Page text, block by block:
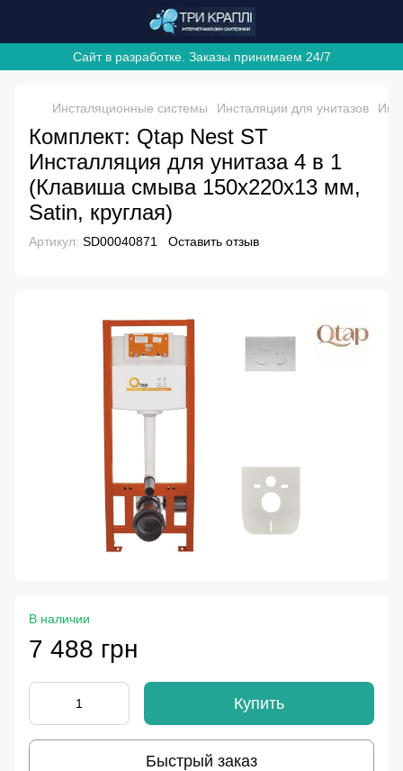
Сайт в разработке. Заказы принимаем 24/7
Инсталяционные системы Инсталяции для унитазов
Комплект: Qtap Nest ST
Инсталляция для унитаза 4 в 1
(Клавиша смыва 150x220x13 мм,
Satin, круглая)
Артикул: SD00040871 Оставить отзыв
В наличии
7 488 грн
Купить
Быстрый заказ